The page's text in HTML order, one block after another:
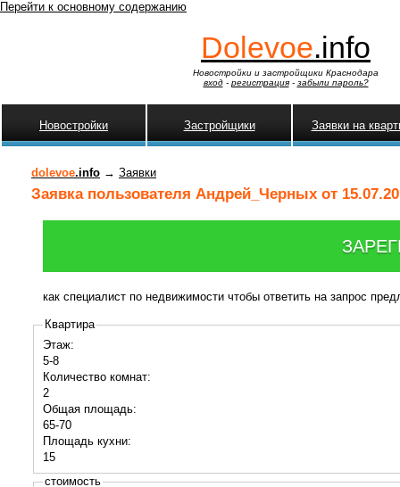
Перейти к основному содержанию
Dolevoe.info
Новостройки и застройщики Краснодара
вход- регистрация- забыли пароль?
Новостройки Застройщики Заявки на
dolevoe.info → Заявки
Заявка пользователя Андрей_Черных от
как специалист по недвижимости чтобы ответить на запрос
Квартира
Этаж:
5-8
Количество комнат:
2
Общая площадь:
65-70
Площадь кухни:
15
стоимость